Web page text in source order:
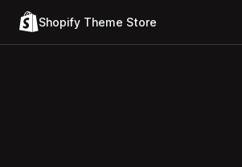
Shopify Theme Store